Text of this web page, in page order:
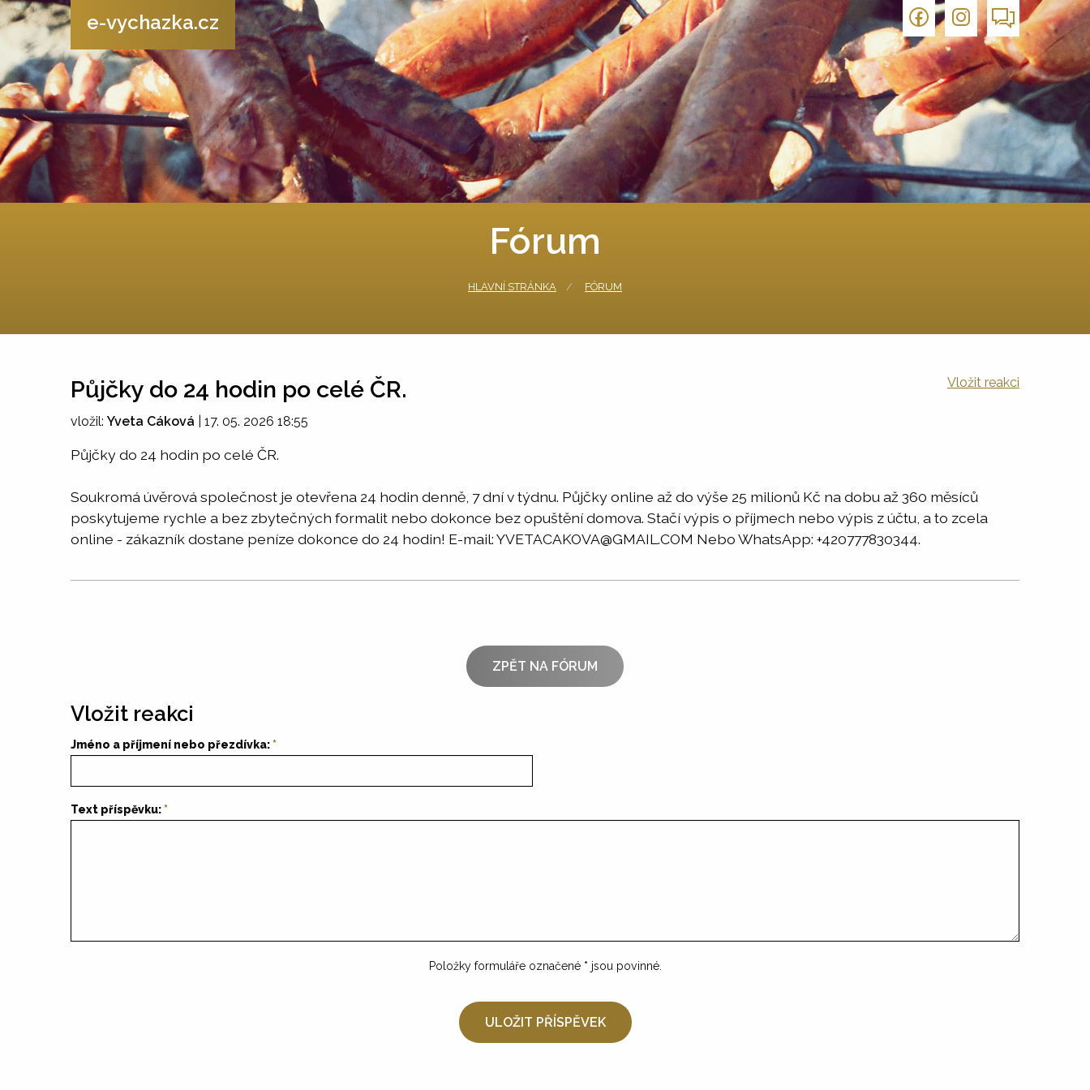
e-vychazka.cz
Fórum
HLAVNÍ STRÁNKA FÓRUM
Půjčky do 24 hodin po celé ČR. Vložit reakci
vložil: Yveta Cáková 17. 05. 2026 18:55
Půjčky do 24 hodin po celé ČR.
Soukromá úvěrová společnost je otevřena 24 hodin denně, 7 dní v týdnu. Půjčky online až do výše 25 milionů Kč na dobu až 360 měsíců
poskytujeme rychle a bez zbytečných formalit nebo dokonce bez opuštění domova. Stačí výpis o příjmech nebo výpis z účtu, a to zcela
online - zákazník dostane peníze dokonce do 24 hodin! E-mail: YVETACAKOVA@GMAIL.COM Nebo WhatsApp: +420777830344.
ZPĚT NA FÓRUM
Vložit reakci
Jméno a příjmení nebo přezdívka:
Text příspěvku:
Položky formuláře označené * jsou povinné.